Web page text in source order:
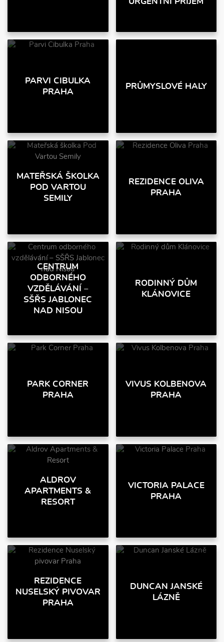
PARVI CIBULKA
PRAHA
PRŮMYSLOVÉ HALY
MATEŘSKÁ ŠKOLKA
POD VARTOU
SEMILY
REZIDENCE OLIVA
PRAHA
CENTRUM
ODBORNÉHO
VZDĚLÁVÁNÍ –
SŠŘS JABLONEC
NAD NISOU
RODINNÝ DŮM
KLÁNOVICE
PARK CORNER
PRAHA
VIVUS KOLBENOVA
PRAHA
ALDROV
APARTMENTS &
RESORT
VICTORIA PALACE
PRAHA
REZIDENCE
NUSELSKÝ PIVOVAR
PRAHA
DUNCAN JANSKÉ
LÁZNĚ